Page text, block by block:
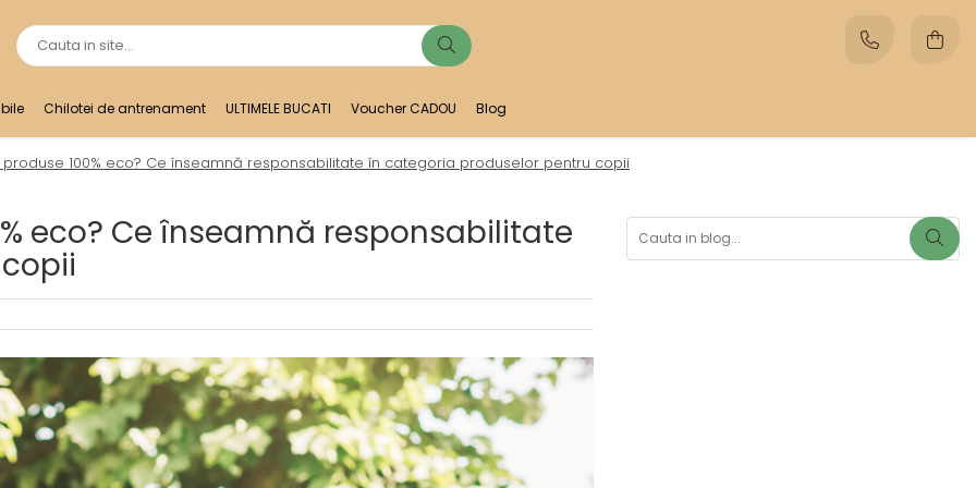
Chilotei de antrenament ULTIMELE BUCATI Voucher CADOU Blog
produse 100% eco? Ce înseamnă responsabilitate în categoria produselor pentru copii
eco? Ce înseamnă responsabilitate